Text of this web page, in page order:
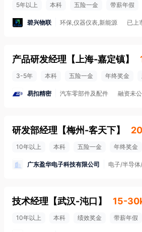
5年以上 本科 五险一金 带薪年假
碧兴物联 环保,仪器仪表,新能源 已上
产品研发经理 【 上海-嘉定镇】
3-5年 本科 五险一金 年终奖金
易扣精密 汽车零部件及配件 融资未
研发部经理 【梅州-客天下】
10年以上 本科 五险一金 年终奖金
广东盈华电子科技有限公司 电子/半导
技术经理 【武汉-沌口 】 15-
10年以上 本科 绩效奖金 带薪年假